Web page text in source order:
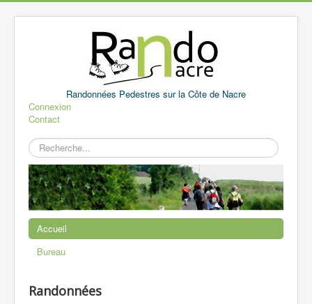
Randonnées Pedestres sur la Côte de Nacre
Connexion
Contact
Rechercher
Accueil
Bureau
Randonnées